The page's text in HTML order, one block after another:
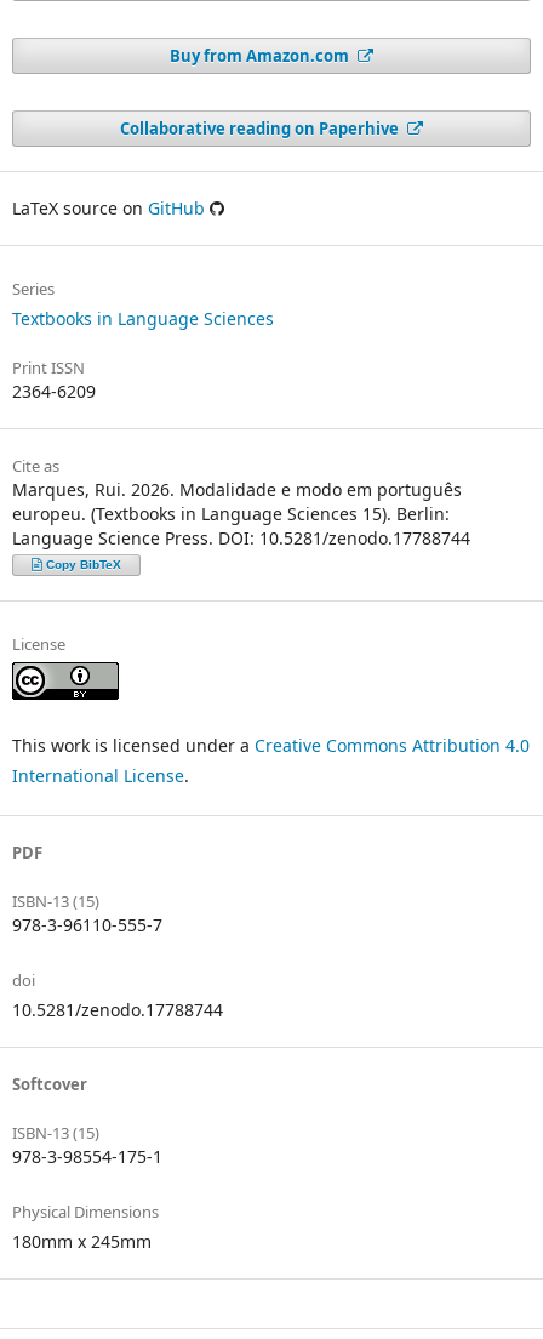
Buy from Amazon.com
Collaborative reading on Paperhive
LaTeX source on GitHub
Series
Textbooks in Language Sciences
Print ISSN
2364-6209
Cite as
Marques, Rui. 2026. Modalidade e modo em português
europeu. (Textbooks in Language Sciences 15). Berlin:
Language Science Press. DOI: 10.5281/zenodo.17788744
Copy BibTeX
License
This work is licensed under a Creative Commons Attribution 4.0
International License.
PDF
ISBN-13 (15)
978-3-96110-555-7
doi
10.5281/zenodo.17788744
Softcover
ISBN-13 (15)
978-3-98554-175-1
Physical Dimensions
180mm x 245mm